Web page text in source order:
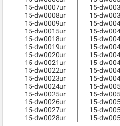
15-dw0007ur
15-dw0008ur
15-dw0009ur
15-dw0015ur
15-dw0018ur
15-dw0019ur
15-dw0020ur
15-dw0021ur
15-dw0022ur
15-dw0023ur
15-dw0024ur
15-dw0025ur
15-dw0026ur
15-dw0027ur
15-dw0028ur
15-
15-
15-
15-
15-
15-
15-
15-
15-
15-
15-
15-
15-
15-
15-